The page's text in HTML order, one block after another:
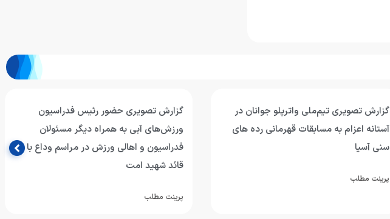
گزارش تصویری حضور رئیس فدراسیون
ورزش‌های آبی به همراه دیگر مسئولان
فدراسیون و اهالی ورزش در مراسم وداع با
گزارش تصویری دیدار تیم های واترپلوی
بزرگسالان و جوانان با حضور رئیس فدراسیون
و پیشکسوتان